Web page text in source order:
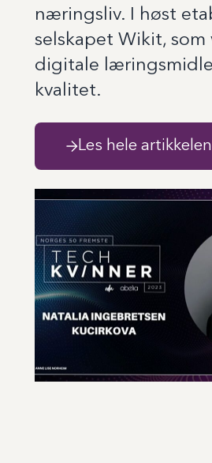
næringsliv. I høst
selskapet Wikit, som
digitale
kvalitet.
Les hele artikkelen